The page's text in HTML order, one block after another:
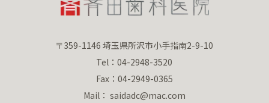
〒359-1146 埼玉県所沢市小手指南2-9-10
Tel：04-2948-3520
Fax：04-2949-0365
Mail： saidadc@mac.com